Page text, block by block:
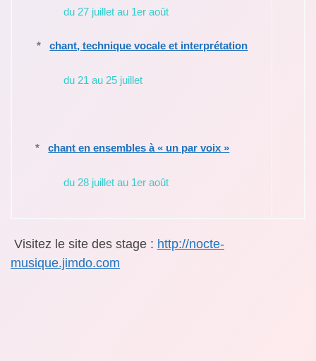
du 27 juillet au 1er août
*chant, technique vocale et interprétation
du 21 au 25 juillet
* chant en ensembles à « un par voix »
du 28 juillet au 1er août
Visitez le site des stage : http://nocte-
musique.jimdo.com